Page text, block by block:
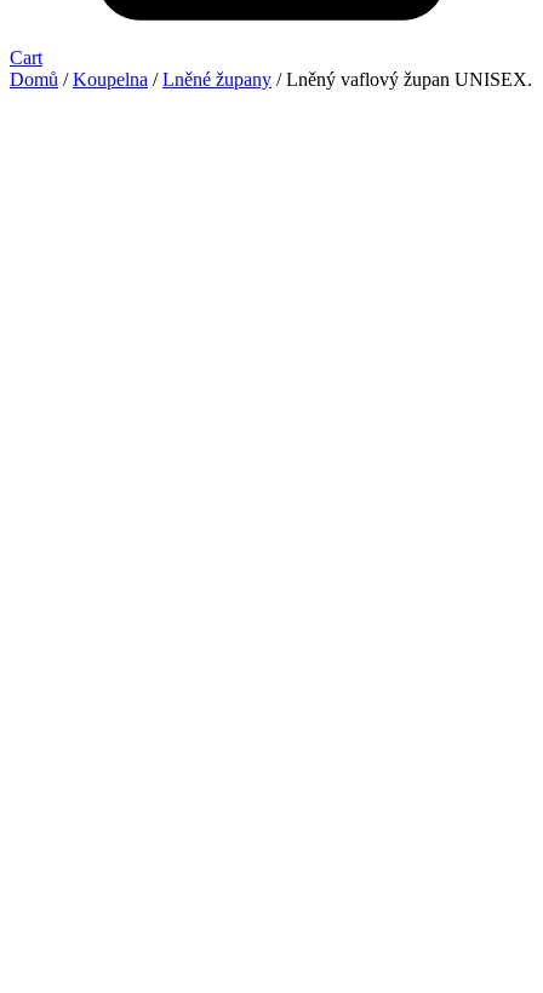
Cart
Domů /Koupelna /Lněné župany / Lněný vaflový župan UNISEX.